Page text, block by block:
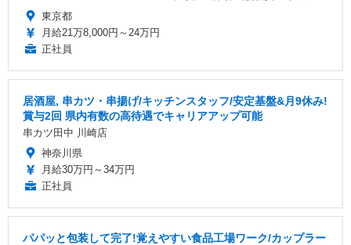
東京都
月給21万8,000円～24万円
正社員
居酒屋, 串カツ・串揚げ/キッチンスタッフ/安定基盤&月9休み!
賞与2回 県内有数の高待遇でキャリアアップ可能
串カツ田中 川崎店
神奈川県
月給30万円～34万円
正社員
パパッと包装して完了!覚えやすい食品工場ワーク/カップラー